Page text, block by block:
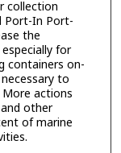
collection
Port-In Port-
the
for
containers on-
to
actions
other
of marine